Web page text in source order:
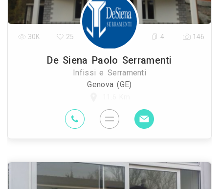
De Siena Paolo Serramenti
Infissi e Serramenti
Genova (GE)
30K 25 4 146